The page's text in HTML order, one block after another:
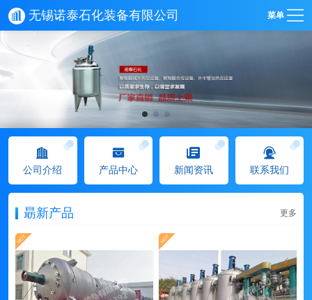
无锡诺泰石化装备有限公司 菜单
公司介绍 产品中心 新闻资讯 联系我们
朂新产品 更多